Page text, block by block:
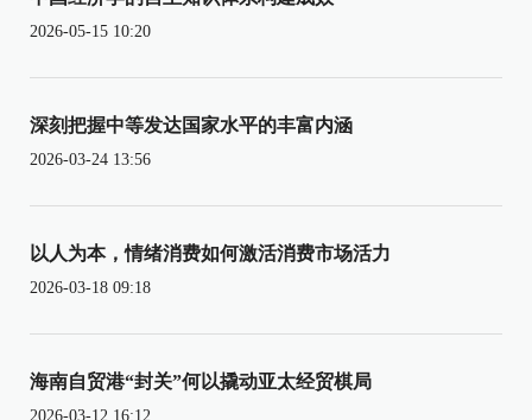
2026-05-15 10:20
深刻把握中等发达国家水平的丰富内涵
2026-03-24 13:56
以人为本，情绪消费如何激活消费市场活力
2026-03-18 09:18
海南自贸港“封关”何以撬动亚太经贸棋局
2026-03-12 16:12